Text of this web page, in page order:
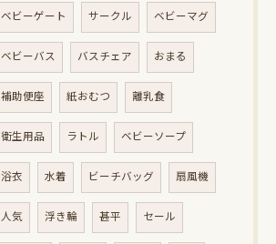
ベビーゲート サークル ベビーマグ
ベビーバス バスチェア おまる
補助便座 紙おむつ 離乳食
衛生用品 ラトル ベビーソープ
浴衣 水着 ビーチバッグ 扇風機
人気 浮き輪 甚平 セール